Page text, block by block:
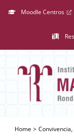
Saltar
Moodle Centros
Home Convivencia